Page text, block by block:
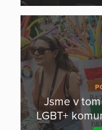
Jsme v
LGBT+